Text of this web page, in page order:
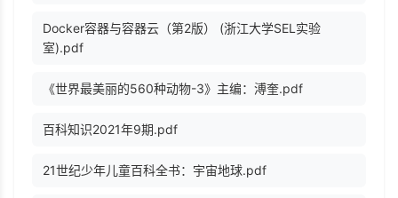
Docker容器与容器云（第2版） (浙江大学SEL实验
室).pdf
《世界最美丽的560种动物-3》主编：溥奎.pdf
百科知识2021年9期.pdf
21世纪少年儿童百科全书：宇宙地球.pdf